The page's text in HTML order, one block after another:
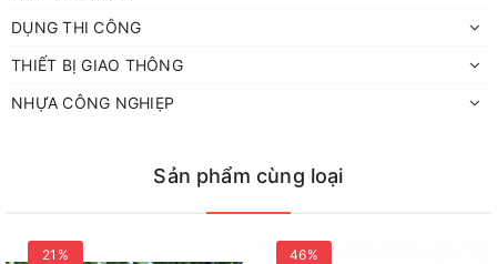
DỤNG THI CÔNG
THIẾT BỊ GIAO THÔNG
NHỰA CÔNG NGHIẸP
Sản phẩm cùng loại
21% 46%